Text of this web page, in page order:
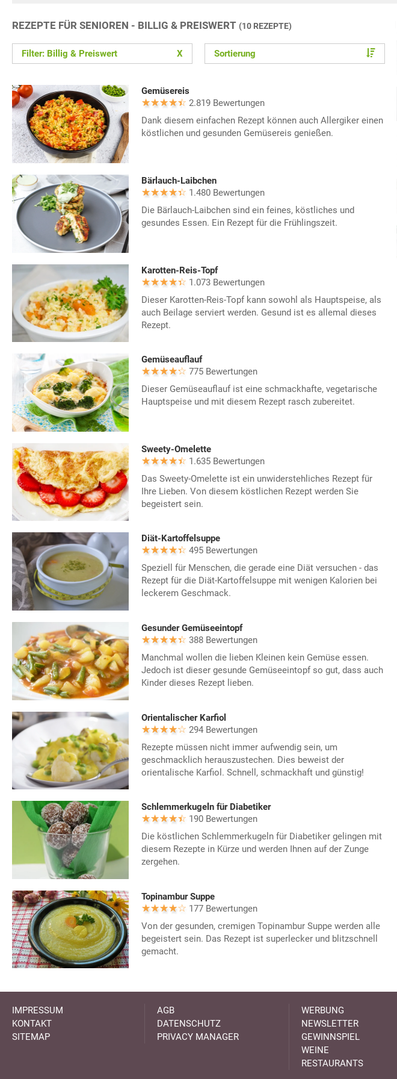
REZEPTE FÜR SENIOREN - BILLIG & PREISWERT (10 REZEPTE)
Filter: Billig & Preiswert X Sortierung
Gemüsereis
2.819 Bewertungen
Dank diesem einfachen Rezept können auch Allergiker einen
köstlichen und gesunden Gemüsereis genießen.
Bärlauch-Laibchen
1.480 Bewertungen
Die Bärlauch-Laibchen sind ein feines, köstliches und
gesundes Essen. Ein Rezept für die Frühlingszeit.
Karotten-Reis-Topf
1.073 Bewertungen
Dieser Karotten-Reis-Topf kann sowohl als Hauptspeise, als
auch Beilage serviert werden. Gesund ist es allemal dieses
Rezept.
Gemüseauflauf
775 Bewertungen
Dieser Gemüseauflauf ist eine schmackhafte, vegetarische
Hauptspeise und mit diesem Rezept rasch zubereitet.
Sweety-Omelette
1.635 Bewertungen
Das Sweety-Omelette ist ein unwiderstehliches Rezept für
Ihre Lieben. Von diesem köstlichen Rezept werden Sie
begeistert sein.
Diät-Kartoffelsuppe
495 Bewertungen
Speziell für Menschen, die gerade eine Diät versuchen - das
Rezept für die Diät-Kartoffelsuppe mit wenigen Kalorien bei
leckerem Geschmack.
Gesunder Gemüseeintopf
388 Bewertungen
Manchmal wollen die lieben Kleinen kein Gemüse essen.
Jedoch ist dieser gesunde Gemüseeintopf so gut, dass auch
Kinder dieses Rezept lieben.
Orientalischer Karfiol
294 Bewertungen
Rezepte müssen nicht immer aufwendig sein, um
geschmacklich herauszustechen. Dies beweist der
orientalische Karfiol. Schnell, schmackhaft und günstig!
Schlemmerkugeln für Diabetiker
190 Bewertungen
Die köstlichen Schlemmerkugeln für Diabetiker gelingen mit
diesem Rezepte in Kürze und werden Ihnen auf der Zunge
zergehen.
Topinambur Suppe
177 Bewertungen
Von der gesunden, cremigen Topinambur Suppe werden alle
begeistert sein. Das Rezept ist superlecker und blitzschnell
gemacht.
IMPRESSUM
KONTAKT
SITEMAP
AGB
DATENSCHUTZ
PRIVACY MANAGER
WERBUNG
NEWSLETTER
GEWINNSPIEL
WEINE
RESTAURANTS